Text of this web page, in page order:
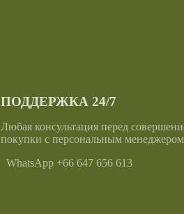
ПОДДЕРЖКА 24/7
Любая консультация перед
покупки с персональным менеджером
WhatsApp +66 647 656 613